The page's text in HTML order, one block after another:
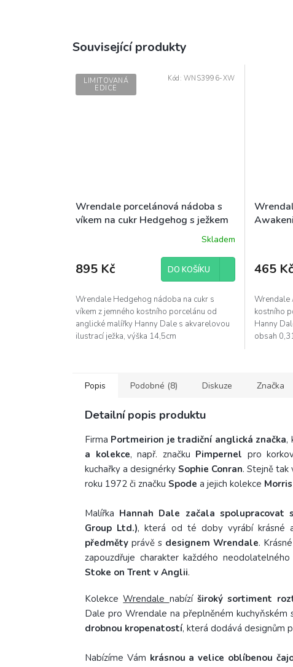
Související produkty
LIMITOVANÁ
EDICE
Wrendale porcelánová nádoba s
víkem na cukr Hedgehog s ježkem
Skladem
895 Kč DO KOŠÍKU
Wrendale Hedgehog nádoba na cukr s
víkem z jemného kostního porcelánu od
anglické malířky Hanny Dale s akvarelovou
ilustrací ježka, výška 14,5cm
Kód: WNS3996-XW
465 Kč
Wrendale
kostního
Hanny
obsah
Popis Podobné (8) Diskuze Značka
Detailní popis produktu
Firma Portmeirion je tradiční anglická značka,
a kolekce, např. značku Pimpernel pro
kuchařky a designérky Sophie Conran. Stejně tak
roku 1972 či značku Spode a jejich kolekce
Malířka Hannah Dale začala
Group Ltd.), která od té doby vyrábí krásné
předměty právě s designem Wrendale. Krásné
zapouzdřuje charakter každého
Stoke on Trent v Anglii.
KolekceWrendale nabízí široký sortiment
Dale pro Wrendale na přeplněném
drobnou kropenatostí, která dodává designům
Nabízíme Vám krásnou a velice oblíbenou